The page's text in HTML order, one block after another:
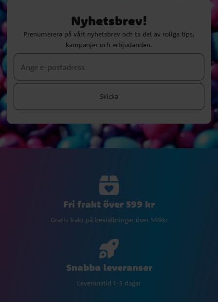
Nyhetsbrev!
Prenumerera på vårt nyhetsbrev och ta del av roliga tips,
kampanjer och erbjudanden.
Skicka
Fri frakt över 599 kr
Gratis frakt på beställningar över 599kr
Snabba leveranser
Leveranstid 1-3 dagar